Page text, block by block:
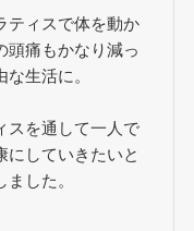
ティスで体を動か
頭痛もかなり減っ
生活に。
スを通して一人で
にしていきたいと
した。